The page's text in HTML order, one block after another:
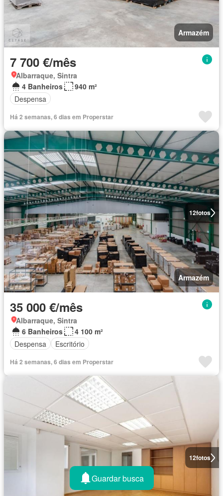
Armazém
7 700 €/mês
Albarraque, Sintra
4 Banheiros
940 m²
Despensa
Há 2 semanas, 6 dias em Properstar
12fotos
Armazém
35 000 €/mês
Albarraque, Sintra
6 Banheiros
4 100 m²
Despensa
Escritório
Há 2 semanas, 6 dias em Properstar
12fotos
Guardar busca